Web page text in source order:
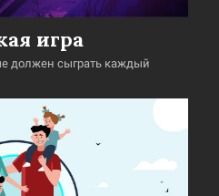
игра
должен сыграть каждый